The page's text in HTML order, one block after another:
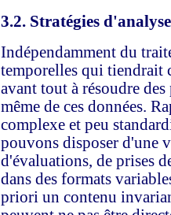
3.2. Stratégies d'analyse
Indépendamment du
temporelles qui tiendrait
avant tout à résoudre
même de ces données.
complexe et peu
pouvons disposer d'une
d'évaluations, de prises
dans des formats
priori un contenu